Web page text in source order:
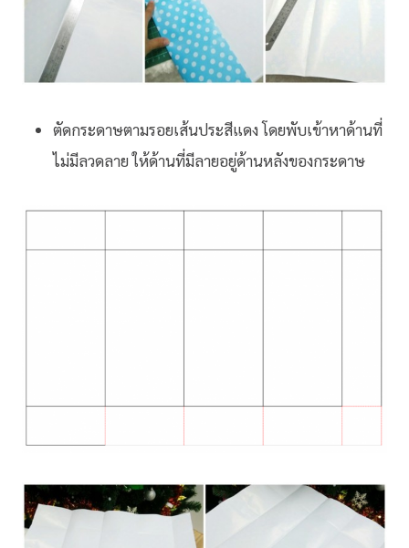
ตัดกระดาษตามรอยเส้นประสีแดง โดยพับเข้าหาด้านที่
ไม่มีลวดลาย ให้ด้านที่มีลายอยู่ด้านหลังของกระดาษ